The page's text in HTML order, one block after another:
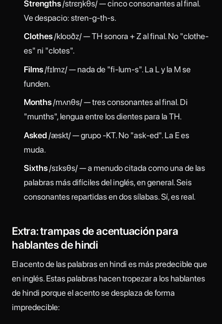
Strengths/strɛŋkθs/ — cinco consonantes al final.
Ve despacio: stren-g-th-s.
Clothes/kloʊðz/ — TH sonora + Z al final. No "clothe-
es" ni "clotes".
Films/fɪlmz/ — nada de "fi-lum-s". La L y la M se
funden.
Months/mʌnθs/ — tres consonantes al final. Di
"munths", lengua entre los dientes para la TH.
Asked /æskt/ — grupo -KT. No "ask-ed". La E es
muda.
Sixths/sɪksθs/ — a menudo citada como una de las
palabras más difíciles del inglés, en general. Seis
consonantes repartidas en dos sílabas. Sí, es real.
Extra: trampas de acentuación para
hablantes de hindi
El acento de las palabras en hindi es más predecible que
en inglés. Estas palabras hacen tropezar a los hablantes
de hindi porque el acento se desplaza de forma
impredecible: